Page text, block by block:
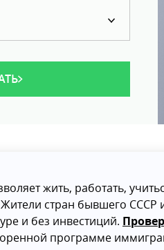
жить, работать,
стран бывшего СССР
и без инвестиций.
программе